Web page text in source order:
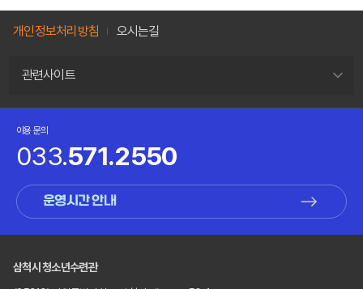
개인정보처리방침 오시는길
관련사이트
삼척시 청소년수련관
이용 문의
033.571.2550
운영시간 안내